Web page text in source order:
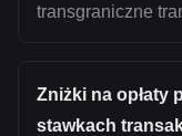
transgraniczne
Zniżki na opłaty
stawkach